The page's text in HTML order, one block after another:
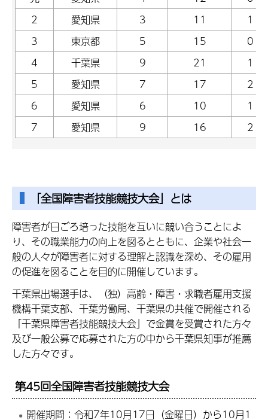
2
愛知県 3 11
1
3
東京都 5 15
0
4
千葉県 9 21
1
5
愛知県 7 17
2
6
愛知県 6 10
1
7
愛知県 9 16 2
「全国障害者技能競技大会」とは
障害者が日ごろ培った技能を互いに競い合うことによ
り、その職業能力の向上を図るとともに、企業や社会一
般の人々が障害者に対する理解と認識を深め、その雇用
の促進を図ることを目的に開催しています。
千葉県出場選手は、（独）高齢・障害・求職者雇用支援
機構千葉支部、千葉労働局、千葉県の共催で開催される
「千葉県障害者技能競技大会」で金賞を受賞された方々
及び一般公募で応募された方の中から千葉県知事が推薦
した方々です。
第45回全国障害者技能競技大会
開催期間：令和7年10月17日（金曜日）から10月1